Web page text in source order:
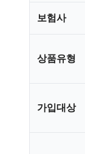
보험사
상품유형
가입대상